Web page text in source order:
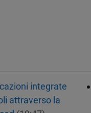
integrate
attraverso la